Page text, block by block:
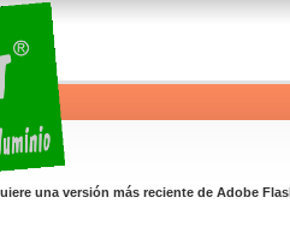
una versión más reciente de Adobe